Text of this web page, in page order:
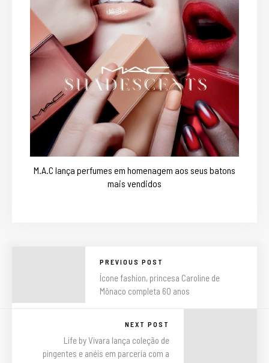
M.A.C lança perfumes em homenagem aos seus batons
mais vendidos
PREVIOUS POST
Ícone fashion, princesa Caroline de
Mônaco completa 60 anos
NEXT POST
Life by Vivara lança coleção de
pingentes e anéis em parceria com a